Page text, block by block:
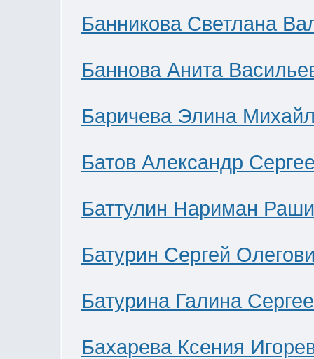
Банникова Светлана
Баннова Анита
Баричева Элина
Батов Александр
Баттулин Нариман
Батурин Сергей
Батурина Галина
Бахарева Ксения